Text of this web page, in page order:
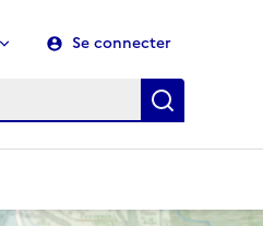
Se connecter